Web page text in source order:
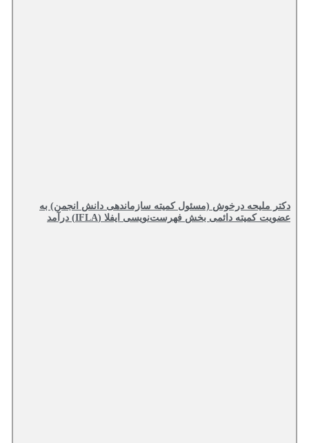
دکتر ملیحه درخوش (مسئول کمیته سازماندهی دانش انجمن) به
عضویت کمیته دائمی بخش فهرست‌نویسی ایفلا (IFLA) درآمد